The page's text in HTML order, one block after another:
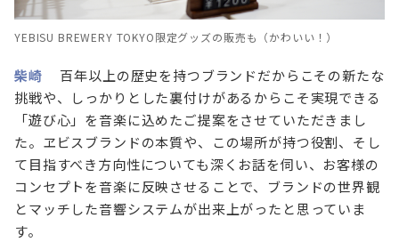
YEBISU BREWERY TOKYO限定グッズの販売も（かわいい！）
柴崎
百年以上の歴史を持つブランドだからこその新たな
挑戦や、しっかりとした裏付けがあるからこそ実現できる
「遊び心」を音楽に込めたご提案をさせていただきまし
た。ヱビスブランドの本質や、この場所が持つ役割、そし
て目指すべき方向性についても深くお話を伺い、お客様の
コンセプトを音楽に反映させることで、ブランドの世界観
とマッチした音響システムが出来上がったと思っていま
す。